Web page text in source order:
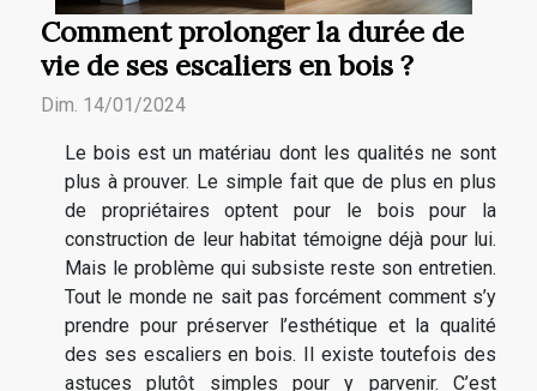
Comment prolonger la durée de
vie de ses escaliers en bois ?
Dim. 14/01/2024
Le bois est un matériau dont les qualités ne sont
plus à prouver. Le simple fait que de plus en plus
de propriétaires optent pour le bois pour la
construction de leur habitat témoigne déjà pour lui.
Mais le problème qui subsiste reste son entretien.
Tout le monde ne sait pas forcément comment s’y
prendre pour préserver l’esthétique et la qualité
des ses escaliers en bois. Il existe toutefois des
astuces plutôt simples pour y parvenir. C’est